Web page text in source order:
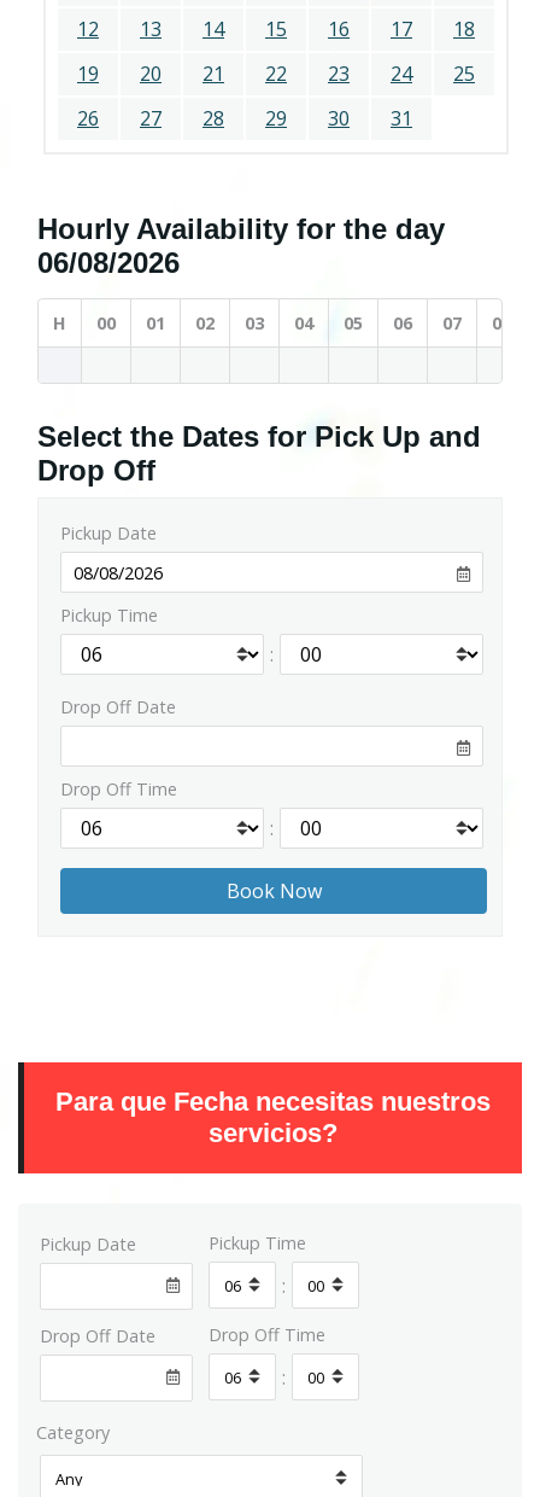
12 13 14 15 16 17
18
19
20 21 22 23 24
25
26
27 28 29 30 31
Hourly Availability for the day
06/08/2026
H 00 01 02 03 04 05 06 07 08
Select the Dates for Pick Up and
Drop Off
Pickup Date
Pickup Time
:
Drop Off Date
Drop Off Time
:
Para que Fecha necesitas nuestros
servicios?
Pickup Date Pickup Time
:
Drop Off Date Drop Off Time
:
Category